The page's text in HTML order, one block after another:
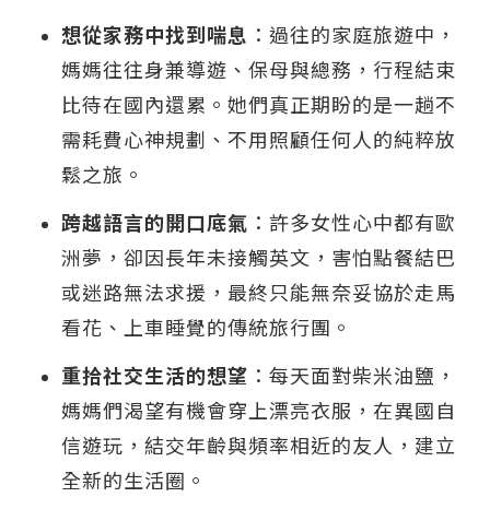
想從家務中找到喘息 ：過往的家庭旅遊中，
媽媽往往身兼導遊、保母與總務，行程結束
比待在國內還累。她們真正期盼的是一趟不
需耗費心神規劃、不用照顧任何人的純粹放
鬆之旅。
跨越語言的開口底氣 ：許多女性心中都有歐
洲夢，卻因長年未接觸英文，害怕點餐結巴
或迷路無法求援，最終只能無奈妥協於走馬
看花、上車睡覺的傳統旅行團。
重拾社交生活的想望 ：每天面對柴米油鹽，
媽媽們渴望有機會穿上漂亮衣服，在異國自
信遊玩，結交年齡與頻率相近的友人，建立
全新的生活圈。